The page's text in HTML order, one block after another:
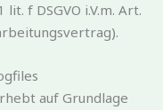
f DSGVO i.V.m. Art.
auf Grundlage